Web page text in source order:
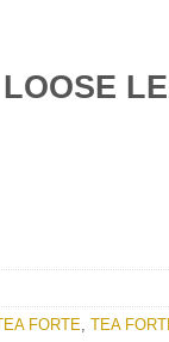
FORTE, TEA